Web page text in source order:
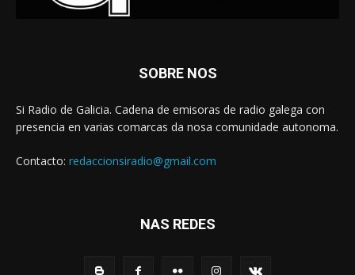
SOBRE NOS
Si Radio de Galicia. Cadena de emisoras de radio galega con
presencia en varias comarcas da nosa comunidade autonoma.
Contacto: redaccionsiradio@gmail.com
NAS REDES